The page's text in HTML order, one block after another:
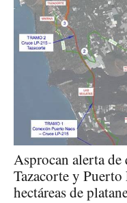
Asprocan alerta de
Tazacorte y
hectáreas de